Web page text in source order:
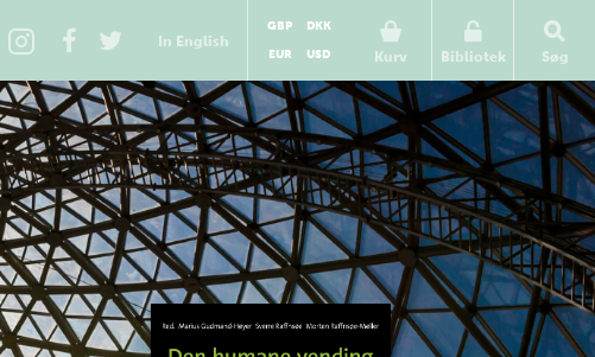
In English
Kurv
GBP
DKK
EUR
USD Bibliotek Søg